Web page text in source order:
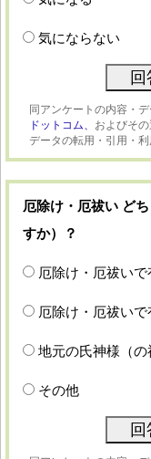
気にならない
同アンケートの内容・
ドットコム、 およびそ
データの転用・引用・利
厄除け・厄祓い ど
すか）？
厄除け・厄祓い
厄除け・厄祓い
地元の氏神様（の
その他